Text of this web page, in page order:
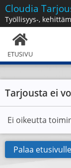
Cloudia
Työllisyys-,
ETUSIVU
Tarjousta ei
Ei oikeutta
Palaa etusivulle